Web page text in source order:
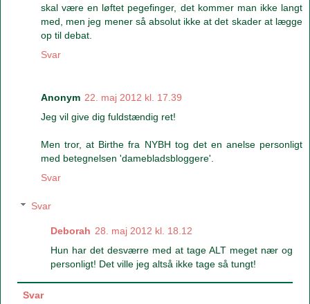
skal være en løftet pegefinger, det kommer man ikke langt
med, men jeg mener så absolut ikke at det skader at lægge
op til debat.
Svar
Anonym 22. maj 2012 kl. 17.39
Jeg vil give dig fuldstændig ret!
Men tror, at Birthe fra NYBH tog det en anelse personligt
med betegnelsen 'damebladsbloggere'.
Svar
Svar
Deborah 28. maj 2012 kl. 18.12
Hun har det desværre med at tage ALT meget nær og
personligt! Det ville jeg altså ikke tage så tungt!
Svar